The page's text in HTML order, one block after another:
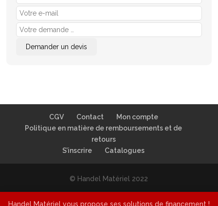
Handel Matériel vous propose ses solutions de financement !
CGV Contact
Mon compte
Politique en matière de remboursements et de
retours
S’inscrire
Catalogues
© Handel Matériel 2022